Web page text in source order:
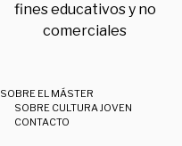
fines educativos y no
comerciales
SOBRE EL MÁSTER
SOBRE CULTURA JOVEN
CONTACTO